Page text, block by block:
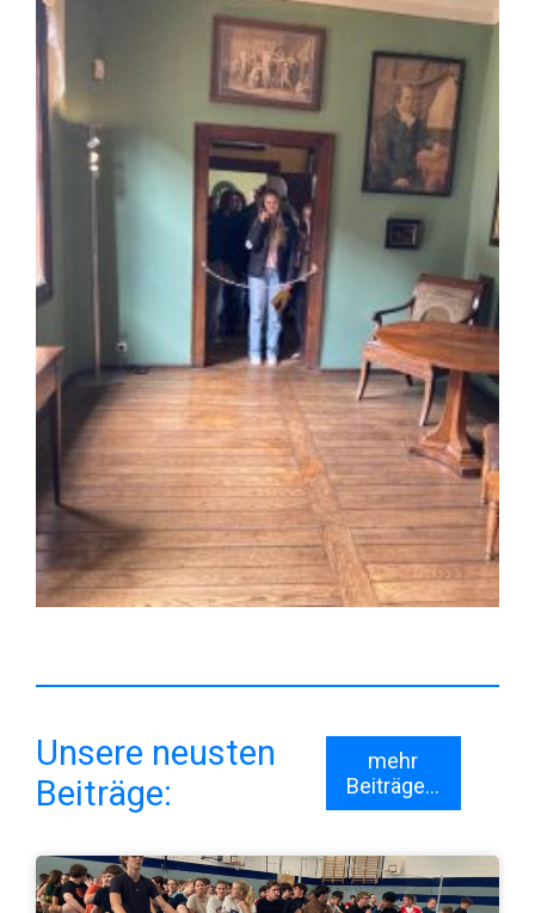
Unsere neusten
Beiträge:
mehr
Beiträge...